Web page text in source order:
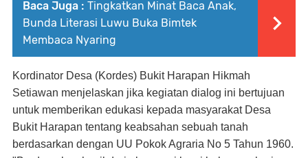
Baca Juga : Tingkatkan Minat Baca Anak,
Bunda Literasi Luwu Buka Bimtek
Membaca Nyaring
Kordinator Desa (Kordes) Bukit Harapan Hikmah
Setiawan menjelaskan jika kegiatan dialog ini bertujuan
untuk memberikan edukasi kepada masyarakat Desa
Bukit Harapan tentang keabsahan sebuah tanah
berdasarkan dengan UU Pokok Agraria No 5 Tahun 1960.